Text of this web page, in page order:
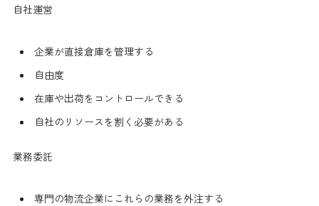
自社運営
企業が直接倉庫を管理する
自由度
在庫や出荷をコントロールできる
自社のリソースを割く必要がある
業務委託
専門の物流企業にこれらの業務を外注する